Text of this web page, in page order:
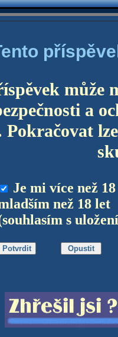
může
a
Pokračovat
Je mi více než
než 18 let
s